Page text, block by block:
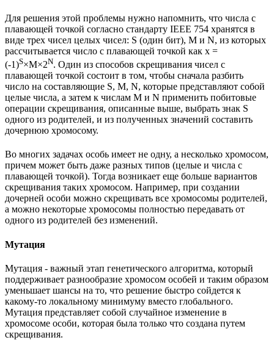
Для решения этой проблемы нужно напомнить, что числа с
плавающей точкой согласно стандарту IEEE 754 хранятся в
виде трех чисел целых чисел: S (один бит), M и N, из которых
рассчитывается число с плавающей точкой как x =
(-1)S×M×2N. Один из способов скрещивания чисел с
плавающей точкой состоит в том, чтобы сначала разбить
число на составляющие S, M, N, которые представляют собой
целые числа, а затем к числам M и N применить побитовые
операции скрещивания, описанные выше, выбрать знак S
одного из родителей, и из полученных значений составить
дочернюю хромосому.
Во многих задачах особь имеет не одну, а несколько хромосом,
причем может быть даже разных типов (целые и числа с
плавающей точкой). Тогда возникает еще больше вариантов
скрещивания таких хромосом. Например, при создании
дочерней особи можно скрещивать все хромосомы родителей,
а можно некоторые хромосомы полностью передавать от
одного из родителей без изменений.
Мутация
Мутация - важный этап генетического алгоритма, который
поддерживает разнообразие хромосом особей и таким образом
уменьшает шансы на то, что решение быстро сойдется к
какому-то локальному минимуму вместо глобального.
Мутация представляет собой случайное изменение в
хромосоме особи, которая была только что создана путем
скрещивания.